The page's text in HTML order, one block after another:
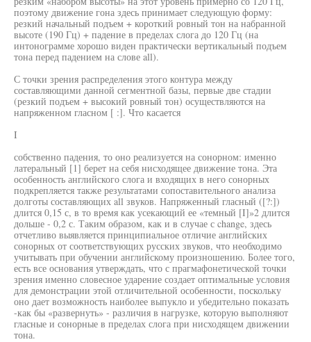
поэтому движение гона здесь принимает следующую форму:
резкий начальный подъем + короткий ровный тон на набранной
высоте (190 Гц) + падение в пределах слога до 120 Гц (на
интонограмме хорошо виден практически вертикальный подъем
тона перед падением на слове all).
С точки зрения распределения этого контура между
составляющими данной сегментной базы, первые две стадии
(резкий подъем + высокий ровный тон) осуществляются на
напряженном гласном [ :]. Что касается
I
собственно падения, то оно реализуется на сонорном: именно
латеральный [1] берет на себя нисходящее движение тона. Эта
особенность английского слога и входящих в него сонорных
подкрепляется также результатами сопоставительного анализа
долготы составляющих all звуков. Напряженный гласный ([?:])
длится 0,15 с, в то время как усекающий ее «темный [I]»2 длится
дольше - 0,2 с. Таким образом, как и в случае с change, здесь
отчетливо выявляется принципиальное отличие английских
сонорных от соответствующих русских звуков, что необходимо
учитывать при обучении английскому произношению. Более того,
есть все основания утверждать, что с прагмафонетической точки
зрения именно словесное ударение создает оптимальные условия
для демонстрации этой отличительной особенности, поскольку
оно дает возможность наиболее выпукло и убедительно показать
-как бы «развернуть» - различия в нагрузке, которую выполняют
гласные и сонорные в пределах слога при нисходящем движении
тона.